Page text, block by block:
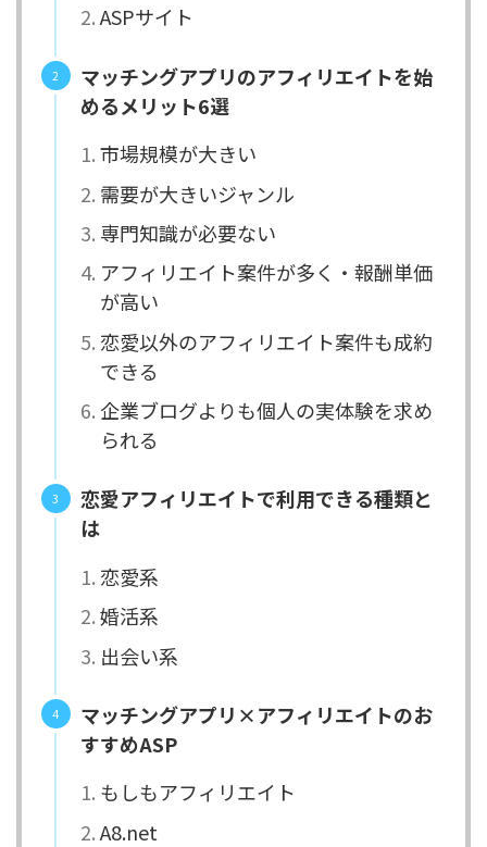
ASPサイト
マッチングアプリのアフィリエイトを始
めるメリット6選
市場規模が大きい
需要が大きいジャンル
専門知識が必要ない
アフィリエイト案件が多く・報酬単価
が高い
恋愛以外のアフィリエイト案件も成約
できる
企業ブログよりも個人の実体験を求め
られる
恋愛アフィリエイトで利用できる種類と
は
恋愛系
婚活系
出会い系
マッチングアプリ×アフィリエイトのお
すすめASP
もしもアフィリエイト
A8.net